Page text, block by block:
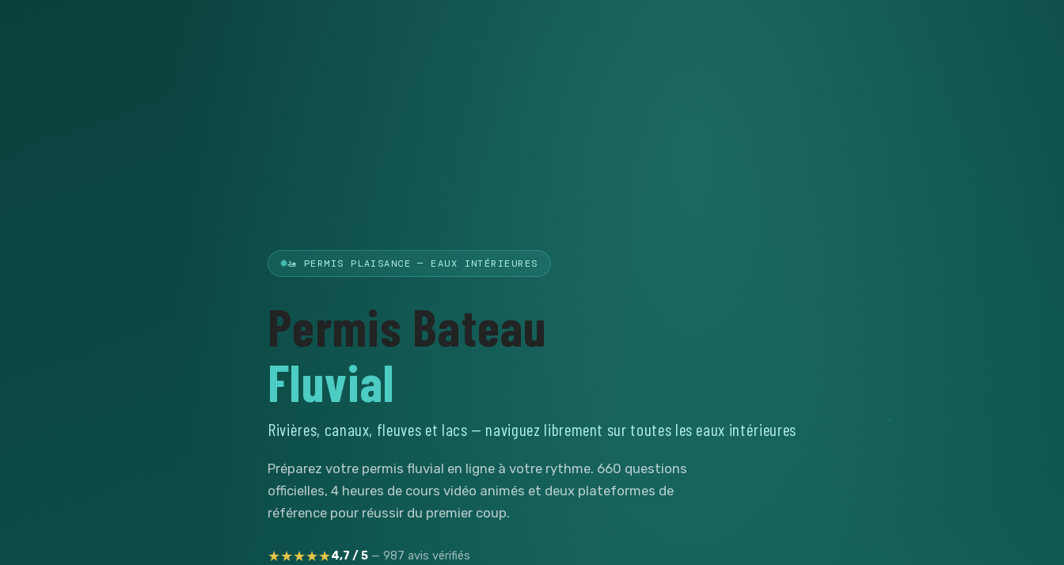
🚤 PERMIS PLAISANCE — EAUX INTÉRIEURES
Permis Bateau
Fluvial
Rivières, canaux, fleuves et lacs — naviguez librement sur toutes les eaux intérieures
Préparez votre permis fluvial en ligne à votre rythme. 660 questions
officielles, 4 heures de cours vidéo animés et deux plateformes de
référence pour réussir du premier coup.
★★★★★4,7 / 5 — 987 avis vérifiés